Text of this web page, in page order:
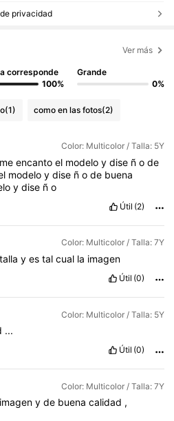
privacidad
Ver más
corresponde
100%
Grande
0%
(1) como en las fotos(2)
Color: Multicolor / Talla: 5Y
me encanto el modelo y dise ñ o de
modeloydise ñode buena
ydise ño
Útil (2)
Color: Multicolor / Talla: 7Y
talla y es tal cual la imagen
Útil (0)
Color: Multicolor / Talla: 5Y
...
Útil (0)
Color: Multicolor / Talla: 7Y
imagenyde buenacalidad ,